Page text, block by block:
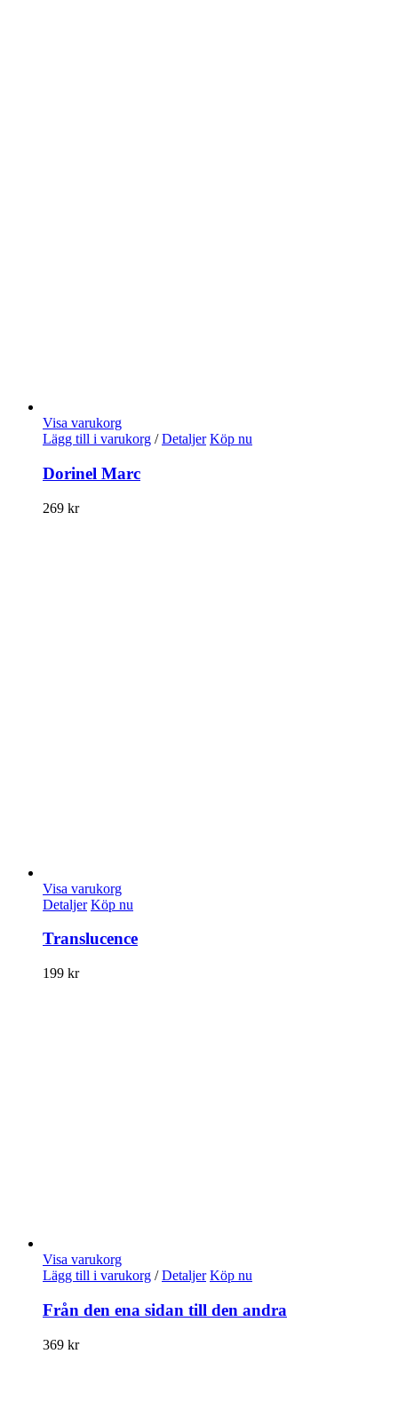
Visa varukorg
Lägg till i varukorg / Detaljer Köp nu
Dorinel Marc
269 kr
Visa varukorg
Detaljer Köp nu
Translucence
199 kr
Visa varukorg
Lägg till i varukorg / Detaljer Köp nu
Från den ena sidan till den andra
369 kr